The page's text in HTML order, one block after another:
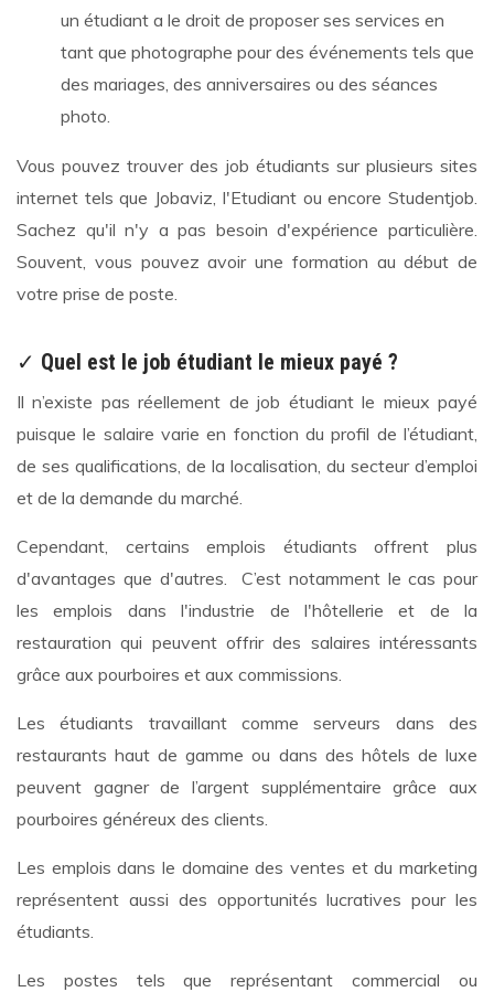
un étudiant a le droit de proposer ses services en
tant que photographe pour des événements tels que
des mariages, des anniversaires ou des séances
photo.
Vous pouvez trouver des job étudiants sur plusieurs sites
internet tels que Jobaviz, l'Etudiant ou encore Studentjob.
Sachez qu'il n'y a pas besoin d'expérience particulière.
Souvent, vous pouvez avoir une formation au début de
votre prise de poste.
✓ Quel est le job étudiant le mieux payé ?
Il n’existe pas réellement de job étudiant le mieux payé
puisque le salaire varie en fonction du profil de l’étudiant,
de ses qualifications, de la localisation, du secteur d’emploi
et de la demande du marché.
Cependant, certains emplois étudiants offrent plus
d'avantages que d'autres. C’est notamment le cas pour
les emplois dans l'industrie de l'hôtellerie et de la
restauration qui peuvent offrir des salaires intéressants
grâce aux pourboires et aux commissions.
Les étudiants travaillant comme serveurs dans des
restaurants haut de gamme ou dans des hôtels de luxe
peuvent gagner de l’argent supplémentaire grâce aux
pourboires généreux des clients.
Les emplois dans le domaine des ventes et du marketing
représentent aussi des opportunités lucratives pour les
étudiants.
Les postes tels que représentant commercial ou